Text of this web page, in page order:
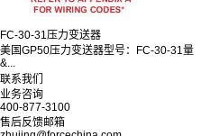
FC-30-31压力变送器
美国GP50压力变送器型号：FC-30-31量
&...
联系我们
业务咨询
400-877-3100
售后反馈邮箱